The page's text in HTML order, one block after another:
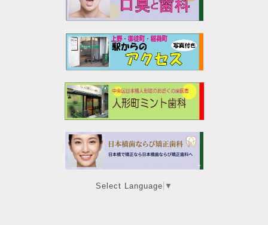
Select Language ▼